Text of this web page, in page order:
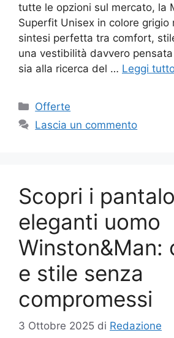
tutte le opzioni sul mercato, la
Superfit Unisex in colore grigio
sintesi perfetta tra comfort,
una vestibilità davvero
sia alla ricerca del … Leggi
Categorie
Offerte
Lascia un commento
Scopri i
eleganti uomo
Winston&Man:
e stile senza
compromessi
3 Ottobre 2025 di Redazione